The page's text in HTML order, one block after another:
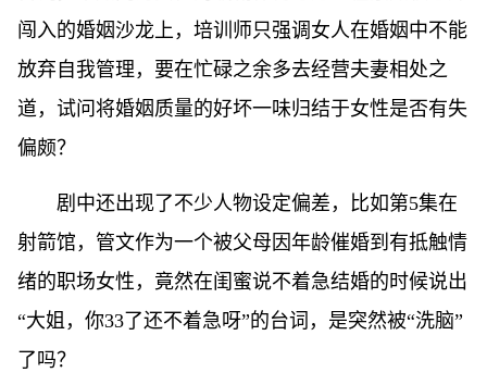
闯入的婚姻沙龙上，培训师只强调女人在婚姻中不能
放弃自我管理，要在忙碌之余多去经营夫妻相处之
道，试问将婚姻质量的好坏一味归结于女性是否有失
偏颇？
剧中还出现了不少人物设定偏差，比如第5集在
射箭馆，管文作为一个被父母因年龄催婚到有抵触情
绪的职场女性，竟然在闺蜜说不着急结婚的时候说出
“大姐，你33了还不着急呀”的台词，是突然被“洗脑”
了吗？